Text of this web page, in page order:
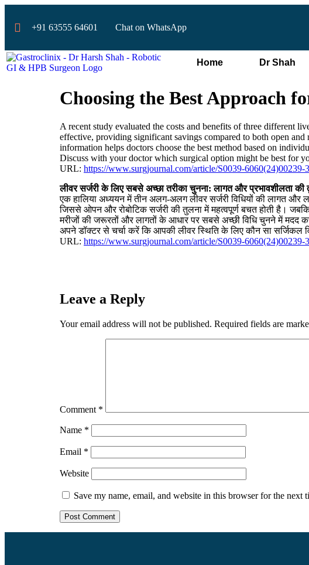
+91 63555 64601 Chat on WhatsApp
Home Dr Shah
Choosing the Best Approach
A recent study evaluated the costs and benefits of three different
effective, providing significant savings compared to both open
information helps doctors choose the best method based on
Discuss with your doctor which surgical option might be best for
URL: https://www.surgjournal.com/article/S0039-6060(24)00239-
लीवर सर्जरी के लिए सबसे अच्छा तरीका चुनना: लागत और प्रभावशीलता की
एक हालिया अध्ययन में तीन अलग-अलग लीवर सर्जरी विधियों की लागत और
जिससे ओपन और रोबोटिक सर्जरी की तुलना में महत्वपूर्ण बचत होती है।
मरीजों की जरूरतों और लागतों के आधार पर सबसे अच्छी विधि चुनने में मदद
अपने डॉक्टर से चर्चा करें कि आपकी लीवर स्थिति के लिए कौन सा सर्जिकल
URL: https://www.surgjournal.com/article/S0039-6060(24)00239-
Leave a Reply
Your email address will not be published. Required fields are
Comment *
Name *
Email *
Website
Save my name, email, and website in this browser for the next